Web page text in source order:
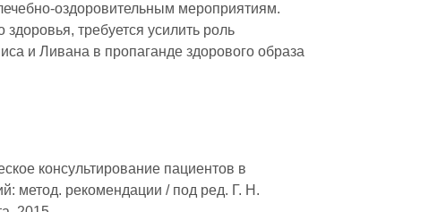
оздоровительным мероприятиям.
требуется усилить роль
и Ливана в пропаганде здорового образа
консультирование пациентов в
метод. рекомендации / под ред. Г. Н.